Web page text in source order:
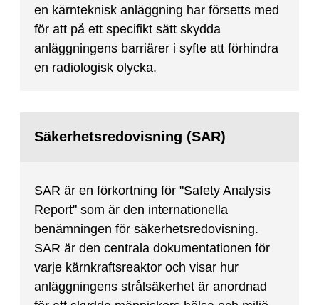
en kärnteknisk anläggning har försetts med
för att på ett specifikt sätt skydda
anläggningens barriärer i syfte att förhindra
en radiologisk olycka.
Säkerhetsredovisning (SAR)
SAR är en förkortning för "Safety Analysis
Report" som är den internationella
benämningen för säkerhetsredovisning.
SAR är den centrala dokumentationen för
varje kärnkraftsreaktor och visar hur
anläggningens strålsäkerhet är anordnad